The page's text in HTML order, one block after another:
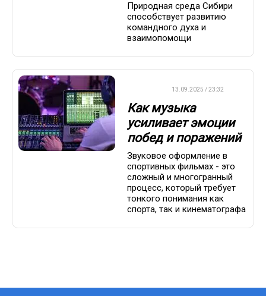
Природная среда Сибири
способствует развитию
командного духа и
взаимопомощи
13.09.2025 / 23:32
Как музыка
усиливает эмоции
побед и поражений
Звуковое оформление в
спортивных фильмах - это
сложный и многогранный
процесс, который требует
тонкого понимания как
спорта, так и кинематографа